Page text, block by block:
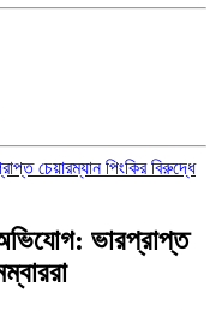
ভারপ্রাপ্ত